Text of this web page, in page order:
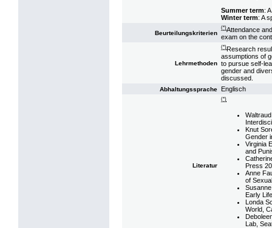
Summer term:
Winter term: A
Beurteilungskriterien
(*)Attendance
exam on the
Lehrmethoden
(*)Research
assumptions of
to pursue self-
gender and
discussed.
Abhaltungssprache Englisch
Literatur
(*)
Knut
Gender
Virginia
and
Press
Anne
of
Early
Londa
World,
Lab,